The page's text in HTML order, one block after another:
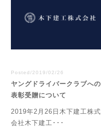
Posted/2019/02/26
ヤングドライバークラブへの
表彰受贈について
2019年2月26日木下建工株式
会社木下建工･･･